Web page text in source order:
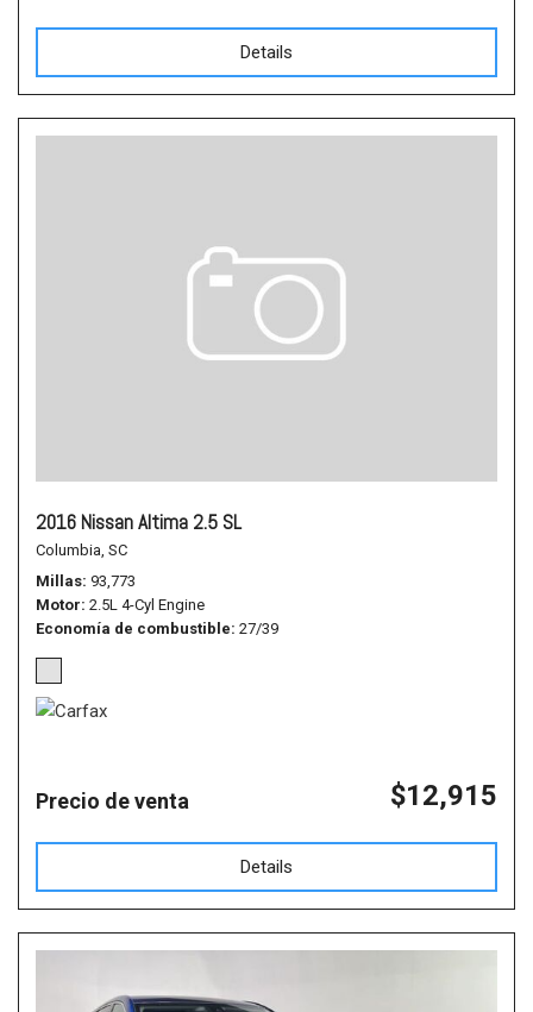
Details
2016 Nissan Altima 2.5 SL
Columbia, SC
Millas 93,773
Motor 2.5L 4-Cyl Engine
Economía de combustible 27/39
Precio de venta $12,915
Details